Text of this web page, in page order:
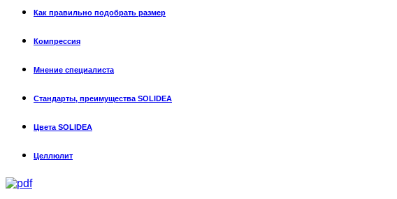
Как правильно подобрать размер
Компрессия
Мнение специалиста
Стандарты, преимущества SOLIDEA
Цвета SOLIDEA
Целлюлит